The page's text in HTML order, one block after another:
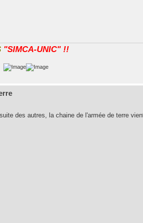
"SIMCA-UNIC" !!
des autres, la chaine de l'armée de terre